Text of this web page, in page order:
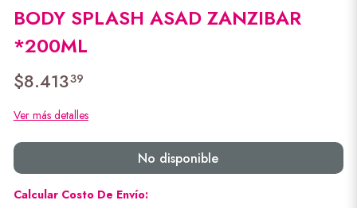
BODY SPLASH ASAD ZANZIBAR
*200ML
$8.41339
Ver más detalles
No disponible
Calcular Costo De Envío: